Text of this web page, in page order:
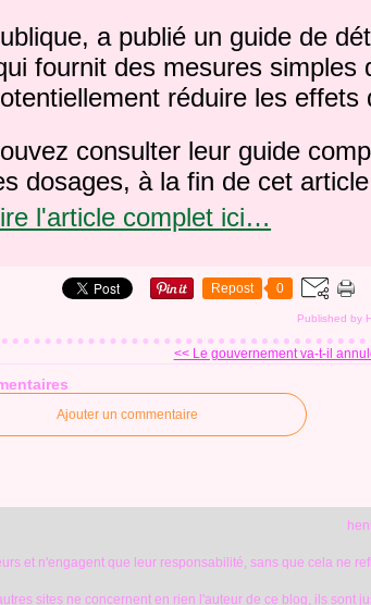
a publié un guide de
fournit des mesures simples
réduire les
consulter leur guide
dosages, à la fin de cet
l'article complet ici…
Repost 0
Published by
<< Le gouvernement va-t-il
Ajouter un commentaire
et n'engagent que leur responsabilité, sans que cela ne
sites ne concernent en rien l'auteur de ce blog, ils sont